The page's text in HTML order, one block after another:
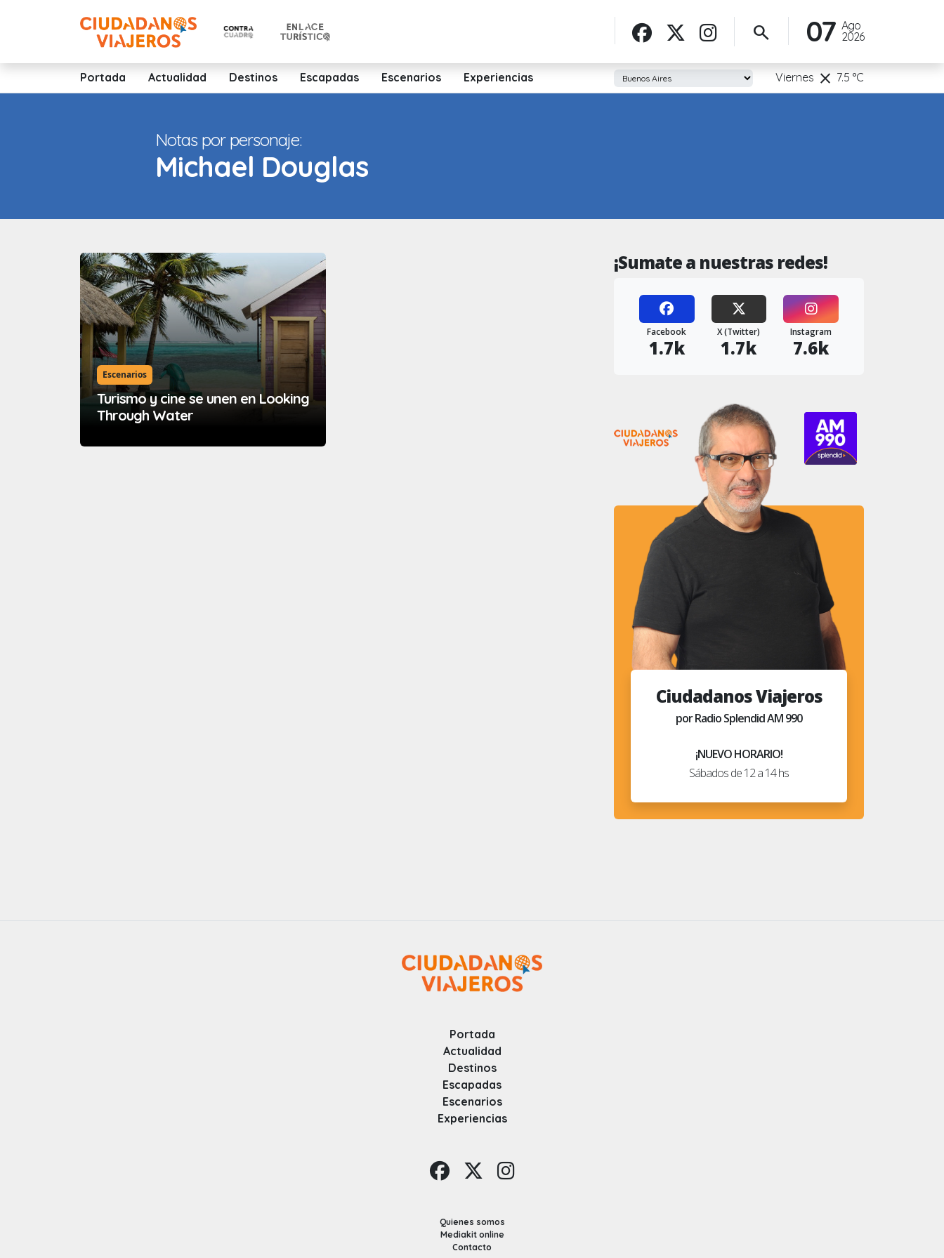
Ago
2026
07
search
Portada Actualidad Destinos Escapadas Escenarios Experiencias Viernes clear 7.5 °C
Notas por personaje:
Michael Douglas
Escenarios
Turismo y cine se unen en Looking
Through Water
¡Sumate a nuestras redes!
Facebook
1.7k
X (Twitter)
1.7k
Instagram
7.6k
Ciudadanos Viajeros
por Radio Splendid AM 990
¡NUEVO HORARIO!
Sábados de 12 a 14 hs
Portada
Actualidad
Destinos
Escapadas
Escenarios
Experiencias
Quienes somos
Mediakit online
Contacto